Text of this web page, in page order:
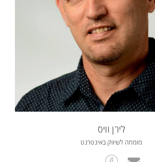
לירן וויס
מומחה לשיווק באינטרנט